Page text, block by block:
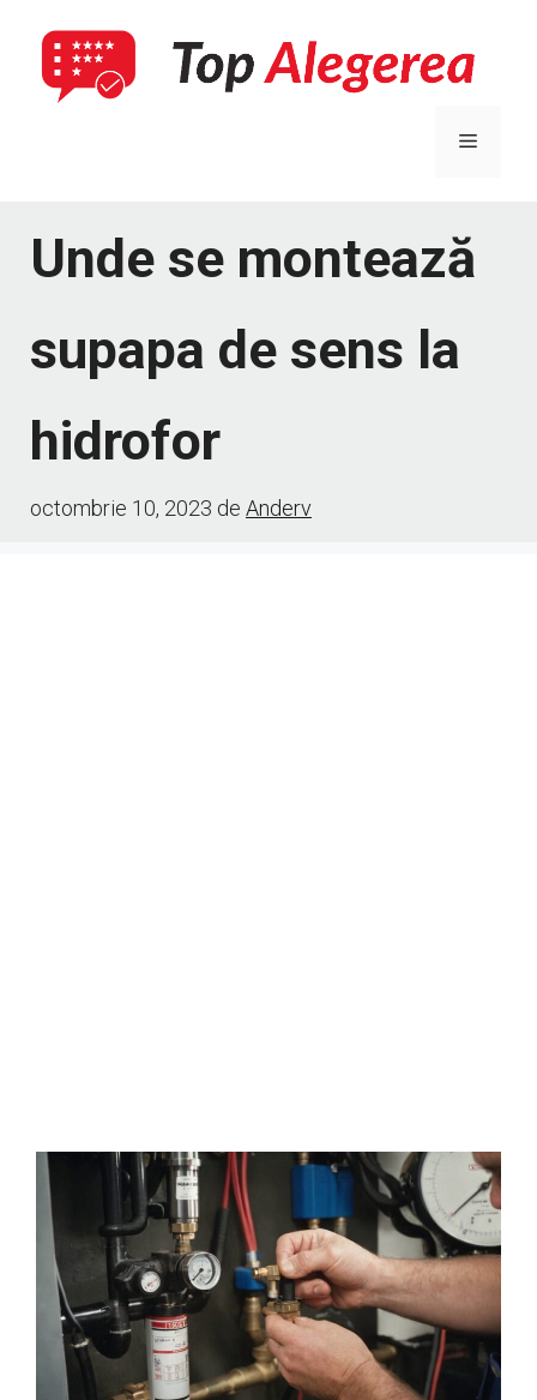
conținut
Meniu
Unde se montează
supapa de sens la
hidrofor
octombrie 10, 2023 de Anderv